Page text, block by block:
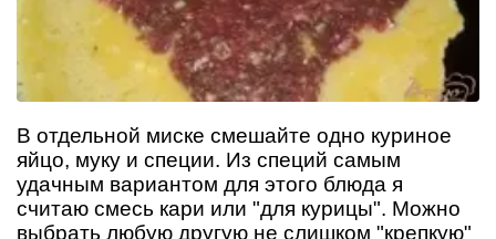
В отдельной миске смешайте одно куриное
яйцо, муку и специи. Из специй самым
удачным вариантом для этого блюда я
считаю смесь кари или "для курицы". Можно
выбрать любую другую не слишком "крепкую"